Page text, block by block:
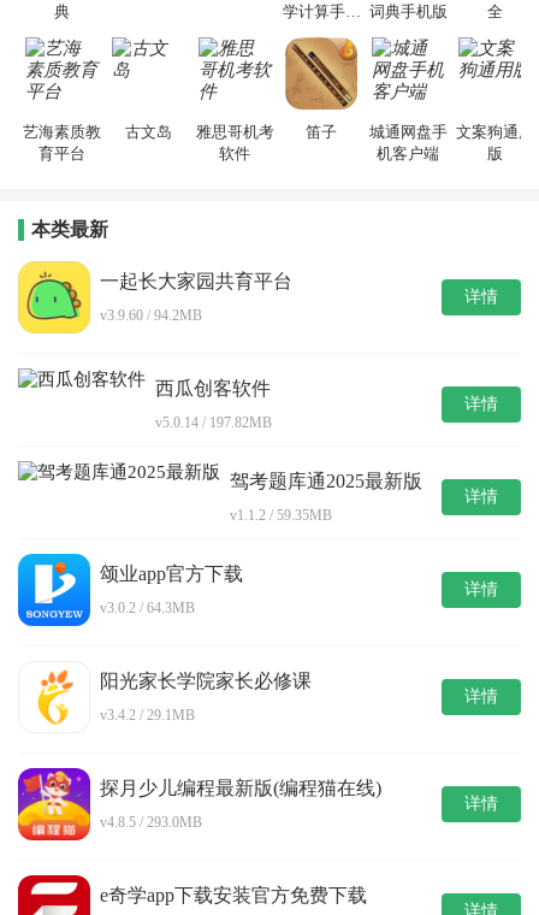
典
学计算手机
词典手机版
全
艺海素质教
育平台
古文岛
雅思哥机考
软件
笛子
城通网盘手
机客户端
文案狗通用
版
本类最新
一起长大家园共育平台
v3.9.60 / 94.2MB
详情
西瓜创客软件
v5.0.14 / 197.82MB
详情
驾考题库通2025最新版
v1.1.2 / 59.35MB
详情
颂业app官方下载
v3.0.2 / 64.3MB
详情
阳光家长学院家长必修课
v3.4.2 / 29.1MB
详情
探月少儿编程最新版(编程猫在线)
v4.8.5 / 293.0MB
详情
e奇学app下载安装官方免费下载
详情